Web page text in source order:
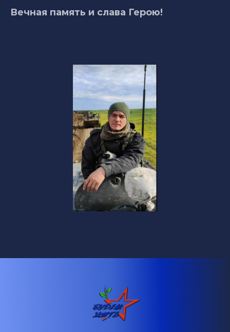
Вечная память и слава Герою!